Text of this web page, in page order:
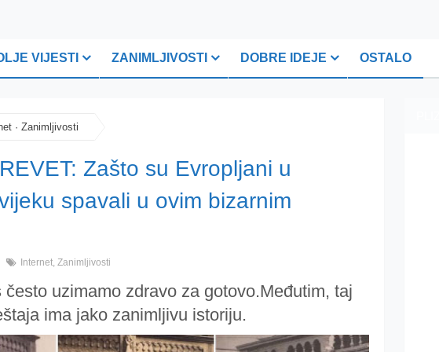
VIJESTI ZANIMLJIVOSTI DOBRE IDEJE OSTALO
· Zanimljivosti
Zašto su Evropljani u
spavali u ovim bizarnim
Internet, Zanimljivosti
često uzimamo zdravo za gotovo.Međutim, taj
ima jako zanimljivu istoriju.